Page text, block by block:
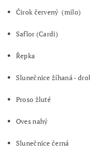
Čirok červený (milo)
Saflor (Cardi)
Řepka
Slunečnice žíhaná -
Proso žluté
Oves nahý
Slunečnice černá